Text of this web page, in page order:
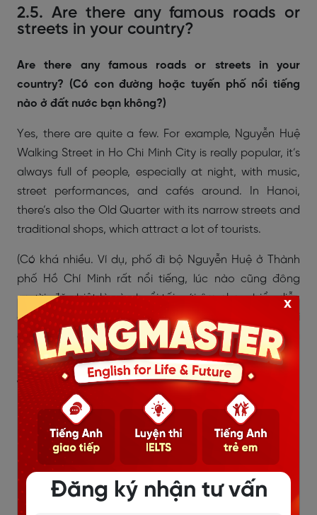
2.5. Are there any famous roads or
streets in your country?
Are there any famous roads or streets in your
country? (Có con đường hoặc tuyến phố nổi tiếng
nào ở đất nước bạn không?)
Yes, there are quite a few. For example, Nguyễn Huệ
Walking Street in Ho Chi Minh City is really popular, it’s
always full of people, especially at night, with music,
street performances, and cafés around. In Hanoi,
there’s also the Old Quarter with its narrow streets and
traditional shops, which attract a lot of tourists.
(Có khá nhiều. Ví dụ, phố đi bộ Nguyễn Huệ ở Thành
phố Hồ Chí Minh rất nổi tiếng, lúc nào cũng đông
người, đặc biệt là vào buổi tối, với âm nhạc, biểu diễn
đường phố và các quán cà phê xung quanh. Ở Hà Nội
cũng có khu phố cổ với những con phố nhỏ và cửa
hàng truyền thống, thu hút rất nhiều du khách.)
Vocabulary ghi điểm:
walking street: phố đi bộ
street performance: biểu diễn đường phố
Đăng ký nhận tư vấn
x